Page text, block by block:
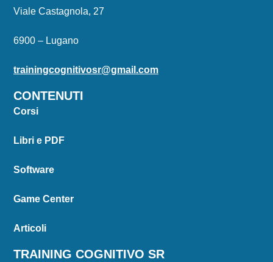
Viale Castagnola, 27
6900 – Lugano
trainingcognitivosr@gmail.com
CONTENUTI
Corsi
Libri e PDF
Software
Game Center
Articoli
TRAINING COGNITIVO SR